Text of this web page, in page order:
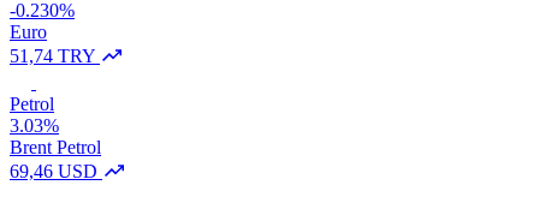
-0.230%
Euro
51,74 TRY
Petrol
3.03%
Brent Petrol
69,46 USD